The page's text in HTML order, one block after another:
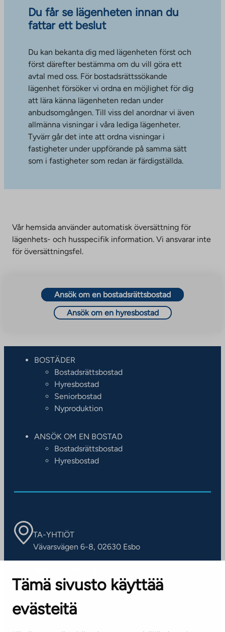
Tämä sivusto käyttää
evästeitä
Du får se lägenheten innan du
fattar ett beslut
Du kan bekanta dig med lägenheten först och
först därefter bestämma om du vill göra ett
avtal med oss. För bostadsrättssökande
lägenhet försöker vi ordna en möjlighet för dig
att lära känna lägenheten redan under
anbudsomgången. Till viss del anordnar vi även
allmänna visningar i våra lediga lägenheter.
Tyvärr går det inte att ordna visningar i
fastigheter under uppförande på samma sätt
som i fastigheter som redan är färdigställda.
Vår hemsida använder automatisk översättning för
lägenhets- och husspecifik information. Vi ansvarar inte
för översättningsfel.
Ansök om en bostadsrättsbostad
Ansök om en hyresbostad
BOSTÄDER
Bostadsrättsbostad
Hyresbostad
Seniorbostad
Nyproduktion
ANSÖK OM EN BOSTAD
Bostadsrättsbostad
Hyresbostad
TA-YHTIÖT
Vävarsvägen 6-8, 02630 Esbo
Kontaktinformation
KUNDSERVICE